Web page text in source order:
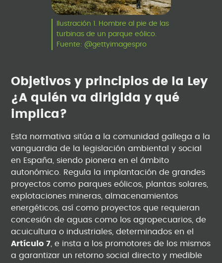
Ilustración 1. Hombre al pie de las
turbinas de un parque eólico.
Fuente: @gettyimagespro
Objetivos y principios de la Ley
¿A quién va dirigida y qué
implica?
Esta normativa sitúa a la comunidad gallega a la
vanguardia de la legislación ambiental y social
en España, siendo pionera en el ámbito
autonómico. Regula la implantación de grandes
proyectos como parques eólicos, plantas solares,
explotaciones mineras, almacenamientos
energéticos, así como proyectos que requieran
concesión de aguas como los agropecuarios, de
acuicultura o industriales, determinados en el
Artículo 7 , e insta a los promotores de los mismos
a garantizar un retorno social directo y medible